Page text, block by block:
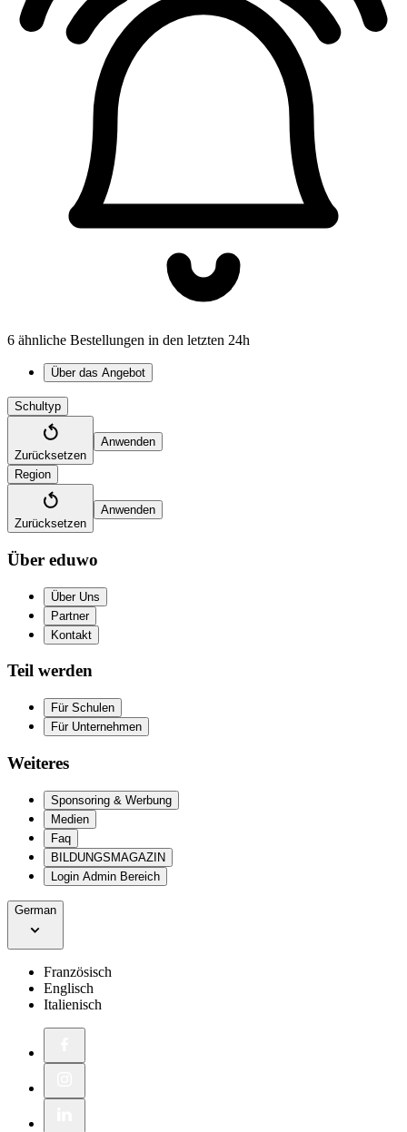
6 ähnliche Bestellungen in den letzten 24h
Über das Angebot
Schultyp
Zurücksetzen
Anwenden
Region
Zurücksetzen
Anwenden
Über eduwo
Über Uns
Partner
Kontakt
Teil werden
Für Schulen
Für Unternehmen
Weiteres
Sponsoring & Werbung
Medien
Faq
BILDUNGSMAGAZIN
Login Admin Bereich
German
Französisch
Englisch
Italienisch